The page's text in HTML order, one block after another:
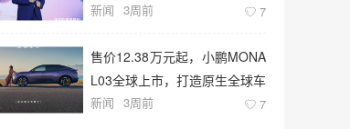
新闻 3周前 7
售价12.38万元起，小鹏MONA
L03全球上市，打造原生全球车
型新标杆
新闻 3周前 7